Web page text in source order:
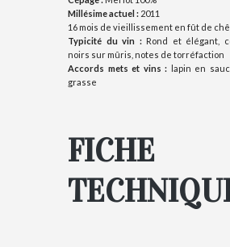
Millésime actuel : 2011
16 mois de vieillissement en fût de
Typicité du vin :Rond et élégant,
noirs sur mûris, notes de torréfaction
Accords mets et vins : lapin en
grasse
FICHE